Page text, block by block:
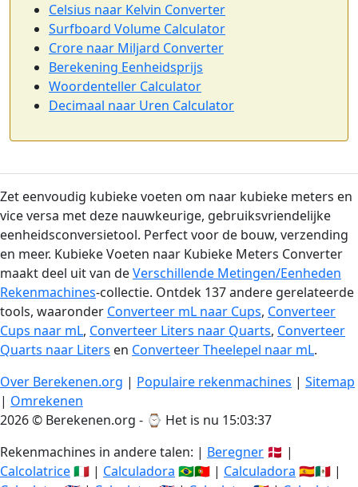
Celsius naar Kelvin Converter
Surfboard Volume Calculator
Crore naar Miljard Converter
Berekening Eenheidsprijs
Woordenteller Calculator
Decimaal naar Uren Calculator
Zet eenvoudig kubieke voeten om naar kubieke meters en
vice versa met deze nauwkeurige, gebruiksvriendelijke
eenheidsconversietool. Perfect voor de bouw, verzending
en meer. Kubieke Voeten naar Kubieke Meters Converter
maakt deel uit van deVerschillende Metingen/Eenheden
Rekenmachines-collectie. Ontdek 137 andere gerelateerde
tools, waaronder Converteer mL naar Cups, Converteer
Cups naar mL, Converteer Liters naar Quarts, Converteer
Quarts naar Liters en Converteer Theelepel naar mL.
Over Berekenen.org | Populaire rekenmachines | Sitemap
| Omrekenen
2026 © Berekenen.org - ⌚ Het is nu 15:03:38
Rekenmachines in andere talen: | Beregner 🇩🇰 |
Calcolatrice🇮🇹 | Calculadora 🇧🇷🇵🇹 | Calculadora 🇪🇸🇲🇽 |